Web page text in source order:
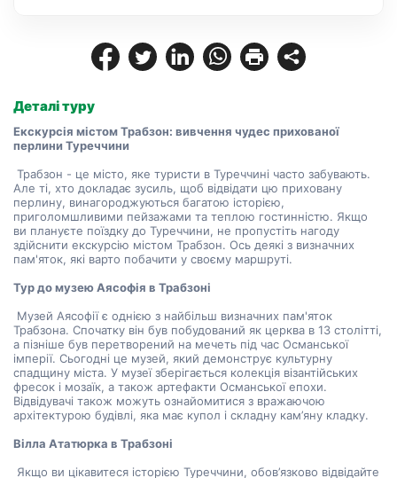
Деталі туру
Екскурсія містом Трабзон: вивчення чудес прихованої
перлини Туреччини
Але ті, хто докладає зусиль, щоб відвідати цю приховану
перлину, винагороджуються багатою історією,
приголомшливими пейзажами та теплою гостинністю. Якщо
ви плануєте поїздку до Туреччини, не пропустіть нагоду
здійснити екскурсію містом Трабзон. Ось деякі з визначних
пам'яток, які варто побачити у своєму маршруті.
Тур до музею Аясофія в Трабзоні
Трабзона. Спочатку він був побудований як церква в 13 столітті,
а пізніше був перетворений на мечеть під час Османської
імперії. Сьогодні це музей, який демонструє культурну
спадщину міста. У музеї зберігається колекція візантійських
фресок і мозаїк, а також артефакти Османської епохи.
Відвідувачі також можуть ознайомитися з вражаючою
архітектурою будівлі, яка має купол і складну кам’яну кладку.
Вілла Ататюрка в Трабзоні